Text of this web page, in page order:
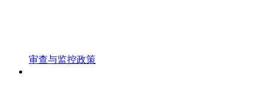
审查与监控政策